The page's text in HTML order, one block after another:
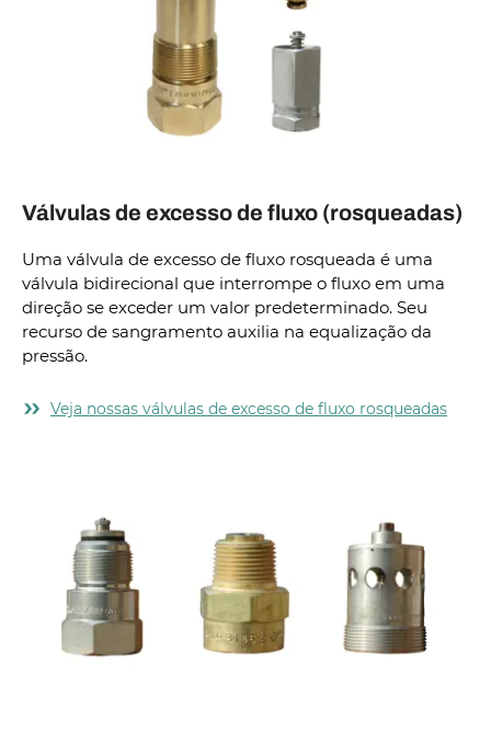
Válvulas de excesso de fluxo (rosqueadas)
Uma válvula de excesso de fluxo rosqueada é uma
válvula bidirecional que interrompe o fluxo em uma
direção se exceder um valor predeterminado. Seu
recurso de sangramento auxilia na equalização da
pressão.
Veja nossas válvulas de excesso de fluxo rosqueadas